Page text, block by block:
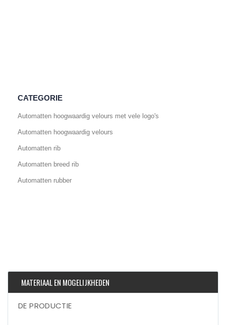
CATEGORIE
Automatten hoogwaardig velours met vele logo's
Automatten hoogwaardig velours
Automatten rib
Automatten breed rib
Automatten rubber
MATERIAAL EN MOGELIJKHEDEN
DE PRODUCTIE